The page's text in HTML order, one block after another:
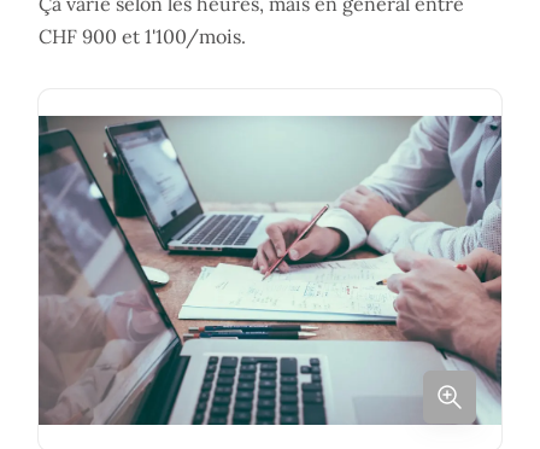
CHF 900 et 1'100/mois.